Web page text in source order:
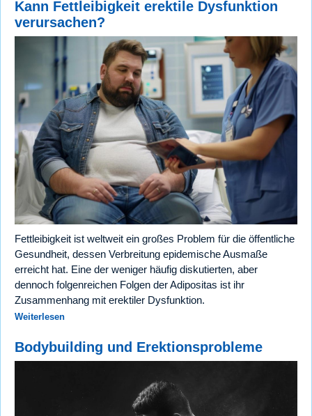
Kann Fettleibigkeit erektile Dysfunktion
verursachen?
Fettleibigkeit ist weltweit ein großes Problem für die öffentliche
Gesundheit, dessen Verbreitung epidemische Ausmaße
erreicht hat. Eine der weniger häufig diskutierten, aber
dennoch folgenreichen Folgen der Adipositas ist ihr
Zusammenhang mit erektiler Dysfunktion.
Weiterlesen
Bodybuilding und Erektionsprobleme